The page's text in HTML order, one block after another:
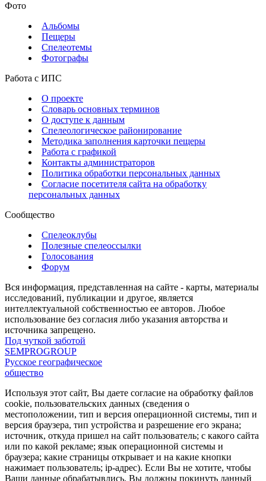
Фото
Альбомы
Пещеры
Спелеотемы
Фотографы
Работа с ИПС
О проекте
Словарь основных терминов
О доступе к данным
Спелеологическое районирование
Методика заполнения карточки пещеры
Работа с графикой
Контакты администраторов
Политика обработки персональных данных
Согласие посетителя сайта на обработку
персональных данных
Сообщество
Спелеоклубы
Полезные спелеоссылки
Голосования
Форум
Вся информация, представленная на сайте - карты, материалы
исследований, публикации и другое, является
интеллектуальной собственностью ее авторов. Любое
использование без согласия либо указания авторства и
источника запрещено.
Под чуткой заботой
SEMPROGROUP
Русское географическое
общество
Используя этот сайт, Вы даете согласие на обработку файлов
cookie, пользовательских данных (сведения о
местоположении, тип и версия операционной системы, тип и
версия браузера, тип устройства и разрешение его экрана;
источник, откуда пришел на сайт пользователь; с какого сайта
или по какой рекламе; язык операционной системы и
браузера; какие страницы открывает и на какие кнопки
нажимает пользователь; ip-адрес). Если Вы не хотите, чтобы
Ваши данные обрабатывлись, Вы должны покинуть данный